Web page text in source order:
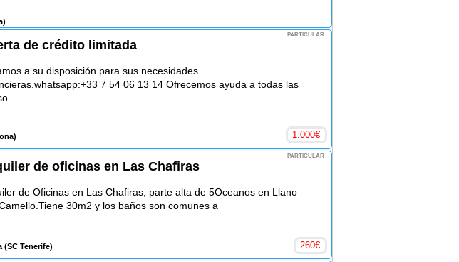
PARTICULAR
de crédito limitada
a su disposición para sus necesidades
7 54 06 13 14 Ofrecemos ayuda a todas las
1.000€
PARTICULAR
de oficinas en Las Chafiras
de Oficinas en Las Chafiras, parte alta de 5Oceanos en Llano
30m2 y los baños son comunes a
(SC Tenerife) 260€